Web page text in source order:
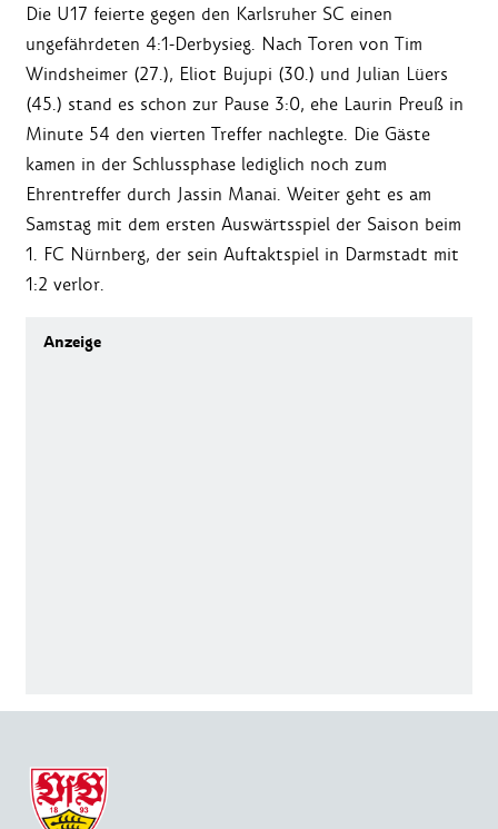
Die U17 feierte gegen den Karlsruher SC einen
ungefährdeten 4:1-Derbysieg. Nach Toren von Tim
Windsheimer (27.), Eliot Bujupi (30.) und Julian Lüers
(45.) stand es schon zur Pause 3:0, ehe Laurin Preuß in
Minute 54 den vierten Treffer nachlegte. Die Gäste
kamen in der Schlussphase lediglich noch zum
Ehrentreffer durch Jassin Manai. Weiter geht es am
Samstag mit dem ersten Auswärtsspiel der Saison beim
1. FC Nürnberg, der sein Auftaktspiel in Darmstadt mit
1:2 verlor.